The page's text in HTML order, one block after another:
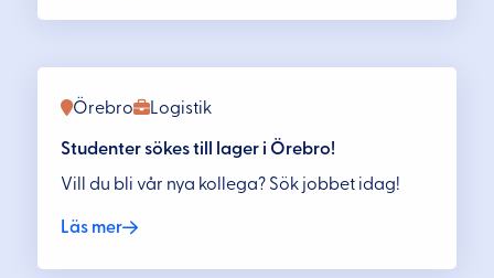
Logistik
Örebro
Studenter sökes till lager i Örebro!
Vill du bli vår nya kollega? Sök jobbet idag!
Läs mer